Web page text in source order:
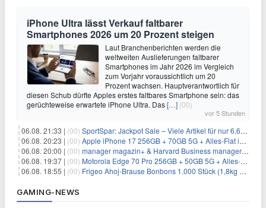
iPhone Ultra lässt Verkauf faltbarer
Smartphones 2026 um 20 Prozent steigen
Laut Branchenberichten werden die
weltweiten Auslieferungen faltbarer
Smartphones im Jahr 2026 im Vergleich
zum Vorjahr voraussichtlich um 20
Prozent wachsen. Hauptverantwortlich für
diesen Schub dürfte Apples erstes faltbares Smartphone sein: das
gerüchteweise erwartete iPhone Ultra. Das[…] (00)
vor 5 Stunden
06.08. 21:33 | (00) SportSpar: Jackpot Sale – Viele Artikel für nur 6,66€ – nur 48 Stunden
06.08. 20:23 | (00) Apple iPhone 17 256GB + 70GB 5G + Alles-Flat im Vodafone-Netz für 34,99€/Monat – eff. 4,65€/Monat
06.08. 20:00 | (00) manager magazin+ & Harvard Business manager+ Digital-Kombi-Abo 1 Monat kostenlos
06.08. 19:37 | (00) Motorola Edge 70 Pro 256GB + 50GB 5G + Alles-Flat im Vodafone-Netz für 19,99€/Monat – eff. 0,61€/Monat
06.08. 18:55 | (00) Frigeo Ahoj-Brause Bonbons 1.000 Stück (1,8kg Eimer) für 6,29€
GAMING-NEWS